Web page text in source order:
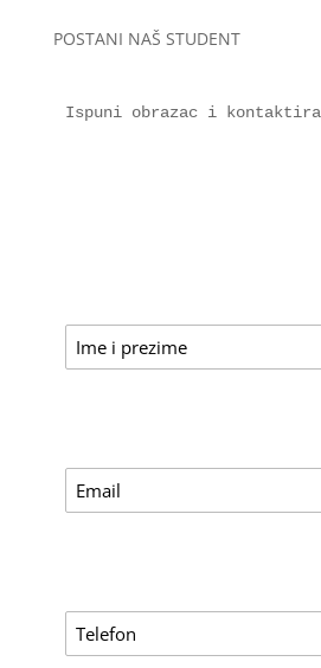
POSTANI NAŠ STUDENT
Ispuni obrazac i